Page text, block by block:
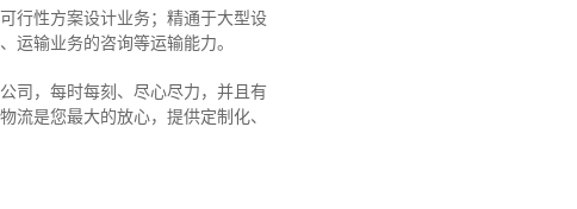
行性方案设计业务；精通于大型设
运输业务的咨询等运输能力。
司，每时每刻、尽心尽力， 并且有
流是您最大的放心， 提供定制化、